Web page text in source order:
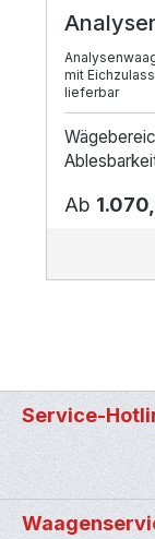
mit
lieferbar
Ab
Service-